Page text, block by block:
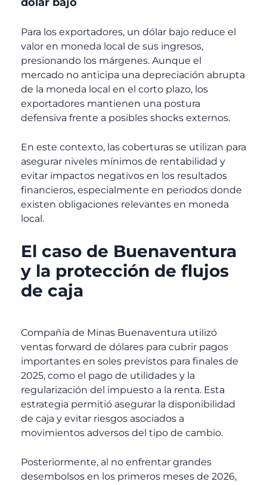
Para los exportadores, un dólar bajo reduce el
valor en moneda local de sus ingresos,
presionando los márgenes. Aunque el
mercado no anticipa una depreciación abrupta
de la moneda local en el corto plazo, los
exportadores mantienen una postura
defensiva frente a posibles shocks externos.
En este contexto, las coberturas se utilizan para
asegurar niveles mínimos de rentabilidad y
evitar impactos negativos en los resultados
financieros, especialmente en periodos donde
existen obligaciones relevantes en moneda
local.
El caso de Buenaventura
y la protección de flujos
de caja
Compañía de Minas Buenaventura utilizó
ventas forward de dólares para cubrir pagos
importantes en soles previstos para finales de
2025, como el pago de utilidades y la
regularización del impuesto a la renta. Esta
estrategia permitió asegurar la disponibilidad
de caja y evitar riesgos asociados a
movimientos adversos del tipo de cambio.
Posteriormente, al no enfrentar grandes
desembolsos en los primeros meses de 2026,